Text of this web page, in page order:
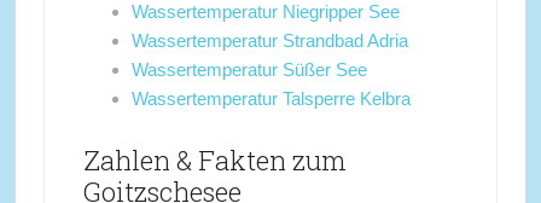
Wassertemperatur Niegripper See
Wassertemperatur Strandbad Adria
Wassertemperatur Süßer See
Wassertemperatur Talsperre Kelbra
Zahlen & Fakten zum
Goitzschesee